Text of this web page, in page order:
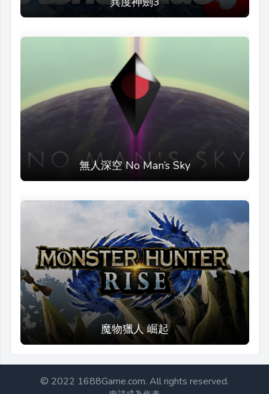
無人深空 No Man’s Sky
魔物獵人 崛起
© 2022 1688Game.com. All rights reserved.